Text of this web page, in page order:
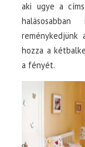
aki ugye a
reménykedjünk
hozza a
a fényét.